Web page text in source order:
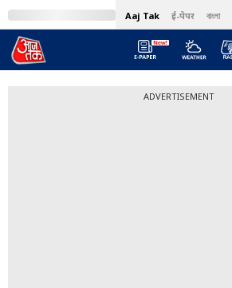
Aaj Tak ई-पेपर বাংলা
ADVERTISEMENT